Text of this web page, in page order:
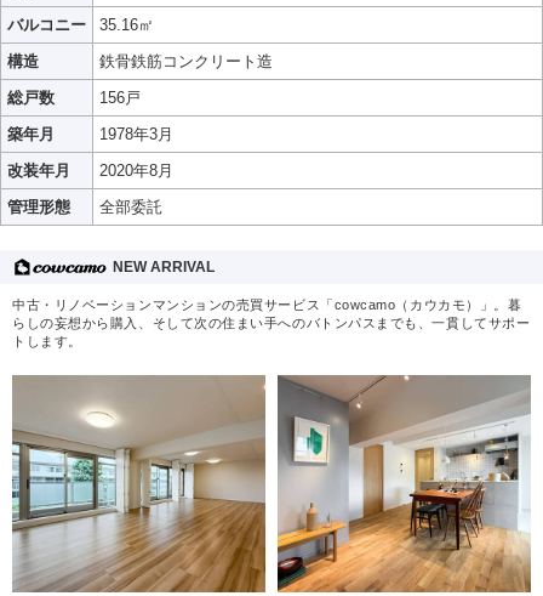
バルコニー
35.16㎡
構造
鉄骨鉄筋コンクリート造
総戸数
156戸
築年月
1978年3月
改装年月
2020年8月
管理形態
全部委託
NEW ARRIVAL
中古・リノベーションマンションの売買サービス「cowcamo（カウカモ）」。暮
らしの妄想から購入、そして次の住まい手へのバトンパスまでも、一貫してサポー
トします。